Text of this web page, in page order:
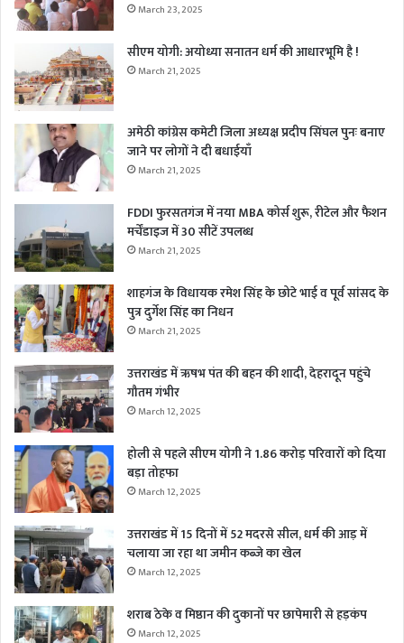
March 23, 2025
सीएम योगी: अयोध्या सनातन धर्म की आधारभूमि है !
March 21, 2025
अमेठी कांग्रेस कमेटी जिला अध्यक्ष प्रदीप सिंघल पुनः बनाए
जाने पर लोगों ने दी बधाईयाँ
March 21, 2025
FDDI फुरसतगंज में नया MBA कोर्स शुरू, रीटेल और फैशन
मर्चेंडाइज में 30 सीटें उपलब्ध
March 21, 2025
शाहगंज के विधायक रमेश सिंह के छोटे भाई व पूर्व सांसद के
पुत्र दुर्गेश सिंह का निधन
March 21, 2025
उत्तराखंड में ऋषभ पंत की बहन की शादी, देहरादून पहुंचे
गौतम गंभीर
March 12, 2025
होली से पहले सीएम योगी ने 1.86 करोड़ परिवारों को दिया
बड़ा तोहफा
March 12, 2025
उत्तराखंड में 15 दिनों में 52 मदरसे सील, धर्म की आड़ में
चलाया जा रहा था जमीन कब्जे का खेल
March 12, 2025
शराब ठेके व मिष्ठान की दुकानों पर छापेमारी से हड़कंप
March 12, 2025